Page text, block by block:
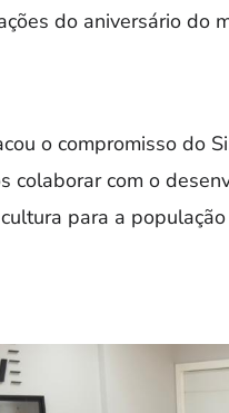
do aniversário do
o compromisso do
colaborar com o
para a